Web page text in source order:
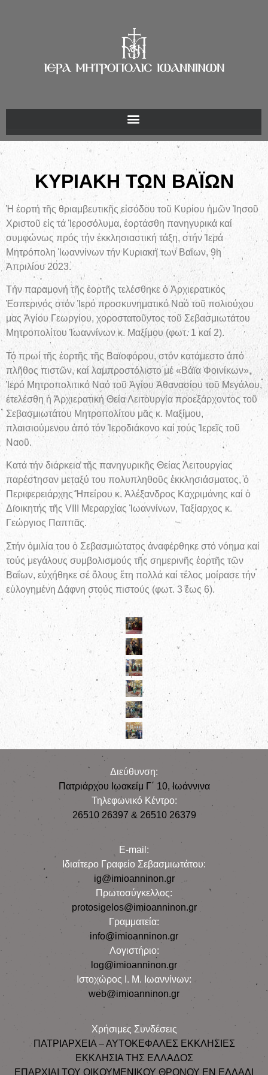
ΚΥΡΙΑΚΗ ΤΩΝ ΒΑΪΩΝ
Ἡ ἑορτή τῆς θριαμβευτικῆς εἰσόδου τοῦ Κυρίου ἠμῶν Ἰησοῦ
Χριστοῦ εἰς τά Ἱεροσόλυμα, ἑορτάσθη πανηγυρικά καί
συμφώνως πρός τήν ἐκκλησιαστική τάξη, στήν Ἱερά
Μητρόπολη Ἰωαννίνων τήν Κυριακή των Βαΐων, 9η
Ἀπριλίου 2023.
Τήν παραμονή τῆς ἑορτῆς τελέσθηκε ὁ Ἀρχιερατικός
Ἑσπερινός στόν Ἱερό προσκυνηματικό Ναό τοῦ πολιούχου
μας Ἁγίου Γεωργίου, χοροστατοῦντος τοῦ Σεβασμιωτάτου
Μητροπολίτου Ἰωαννίνων κ. Μαξίμου (φωτ. 1 καί 2).
Τό πρωί τῆς ἑορτῆς τῆς Βαϊοφόρου, στόν κατάμεστο ἀπό
πλῆθος πιστῶν, καί λαμπροστόλιστο μέ «Βάϊα Φοινίκων»,
Ἱερό Μητροπολιτικό Ναό τοῦ Ἁγίου Ἀθανασίου τοῦ Μεγάλου,
ἐτελέσθη ἡ Ἀρχιερατική Θεία Λειτουργία προεξάρχοντος τοῦ
Σεβασμιωτάτου Μητροπολίτου μᾶς κ. Μαξίμου,
πλαισιούμενου ἀπό τόν Ἱεροδιάκονο καί τούς Ἱερεῖς τοῦ
Ναοῦ.
Κατά τήν διάρκεια τῆς πανηγυρικῆς Θείας Λειτουργίας
παρέστησαν μεταξύ του πολυπληθοῦς ἐκκλησιάσματος, ὁ
Περιφερειάρχης Ἠπείρου κ. Ἀλέξανδρος Καχριμάνης καί ὁ
Διοικητής τῆς VIII Μεραρχίας Ἰωαννίνων, Ταξίαρχος κ.
Γεώργιος Παππᾶς.
Στήν ὁμιλία του ὁ Σεβασμιώτατος ἀναφέρθηκε στό νόημα καί
τούς μεγάλους συμβολισμούς τῆς σημερινῆς ἑορτῆς τῶν
Βαΐων, εὐχήθηκε σέ ὅλους ἔτη πολλά καί τέλος μοίρασε τήν
εὐλογημένη Δάφνη στούς πιστούς (φωτ. 3 ἕως 6).
Διεύθυνση:
Πατριάρχου Ιωακείμ Γ΄ 10, Iωάννινα
Τηλεφωνικό Κέντρο:
26510 26397 & 26510 26379
E-mail:
Iδιαίτερο Γραφείο Σεβασμιωτάτου:
ig@imioanninon.gr
Πρωτοσύγκελλος:
protosigelos@imioanninon.gr
Γραμματεία:
info@imioanninon.gr
Λογιστήριο:
log@imioanninon.gr
Ιστοχώρος Ι. Μ. Ιωαννίνων:
web@imioanninon.gr
Χρήσιμες Συνδέσεις
ΠΑΤΡΙΑΡΧΕΙΑ – ΑΥΤΟΚΕΦΑΛΕΣ ΕΚΚΛΗΣΙΕΣ
ΕΚΚΛΗΣΙΑ ΤΗΣ ΕΛΛΑΔΟΣ
ΕΠΑΡΧΙΑΙ ΤΟΥ ΟΙΚΟΥΜΕΝΙΚΟΥ ΘΡΟΝΟΥ ΕΝ ΕΛΛΑΔΙ